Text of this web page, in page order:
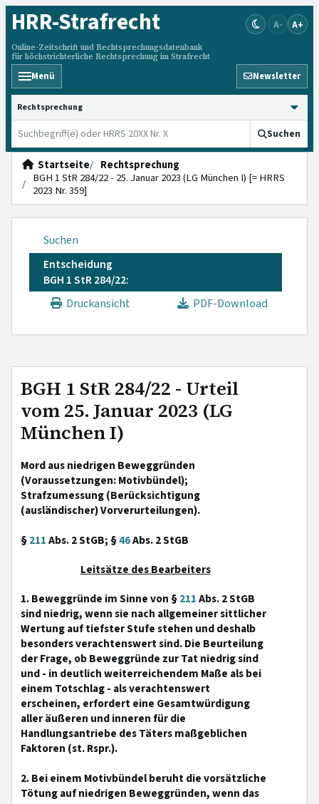
HRR-Strafrecht
Online-Zeitschrift und Rechtsprechungsdatenbank
für höchstrichterliche Rechtsprechung im Strafrecht
A- A+
Menü Newsletter
HRRS durchsuchen
Suchen
Startseite
Rechtsprechung
BGH 1 StR 284/22 - 25. Januar 2023 (LG München I) [= HRRS
2023 Nr. 359]
Suchen
Entscheidung
BGH 1 StR 284/22:
Druckansicht
PDF-Download
BGH 1 StR 284/22 - Urteil
vom 25. Januar 2023 (LG
München I)
Mord aus niedrigen Beweggründen
(Voraussetzungen: Motivbündel);
Strafzumessung (Berücksichtigung
(ausländischer) Vorverurteilungen).
§211Abs. 2 StGB; §46Abs. 2 StGB
Leitsätze des Bearbeiters
1. Beweggründe im Sinne von §211Abs. 2 StGB
sind niedrig, wenn sie nach allgemeiner sittlicher
Wertung auf tiefster Stufe stehen und deshalb
besonders verachtenswert sind. Die Beurteilung
der Frage, ob Beweggründe zur Tat niedrig sind
und - in deutlich weiterreichendem Maße als bei
einem Totschlag - als verachtenswert
erscheinen, erfordert eine Gesamtwürdigung
aller äußeren und inneren für die
Handlungsantriebe des Täters maßgeblichen
Faktoren (st. Rspr.).
2. Bei einem Motivbündel beruht die vorsätzliche
Tötung auf niedrigen Beweggründen, wenn das